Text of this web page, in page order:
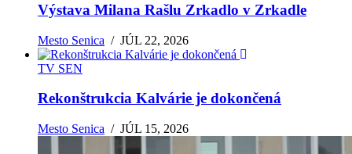
Výstava Milana Rašlu Zrkadlo v Zrkadle
Mesto Senica /JÚL 22, 2026
TV SEN
Rekonštrukcia Kalvárie je dokončená
Mesto Senica /JÚL 15, 2026